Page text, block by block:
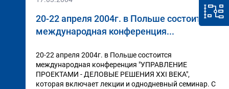
20-22 апреля 2004г. в Польше состоится
международная конференция...
20-22 апреля 2004г. в Польше состоится
международная конференция "УПРАВЛЕНИЕ
ПРОЕКТАМИ - ДЕЛОВЫЕ РЕШЕНИЯ XXI ВЕКА",
которая включает лекции и однодневный семинар. С